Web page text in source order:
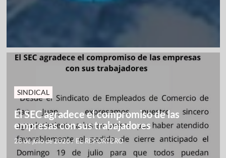
SINDICAL
El SEC agradece el compromiso de las
empresas con sus trabajadores
28 de julio de 2026/ EL REPORTERO